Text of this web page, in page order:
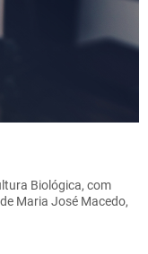
Biológica, com
Maria José Macedo,